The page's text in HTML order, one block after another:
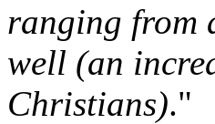
ranging from
well (an
Christians)."